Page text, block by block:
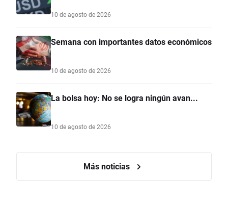
10 de agosto de 2026
Semana con importantes datos económicos
10 de agosto de 2026
La bolsa hoy: No se logra ningún avan...
10 de agosto de 2026
Más noticias